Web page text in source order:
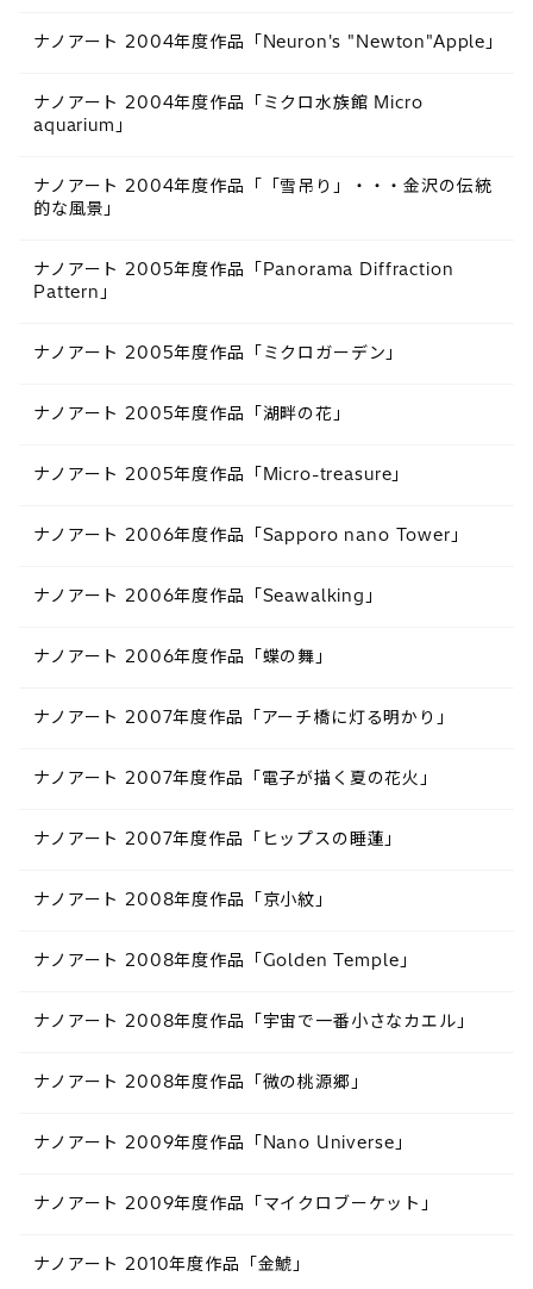
ナノアート 2004年度作品「Neuron's "Newton"Apple」
ナノアート 2004年度作品「ミクロ水族館 Micro
aquarium」
ナノアート 2004年度作品「「雪吊り」・・・金沢の伝統
的な風景」
ナノアート 2005年度作品「Panorama Diffraction
Pattern」
ナノアート 2005年度作品「ミクロガーデン」
ナノアート 2005年度作品「湖畔の花」
ナノアート 2005年度作品「Micro-treasure」
ナノアート 2006年度作品「Sapporo nano Tower」
ナノアート 2006年度作品「Seawalking」
ナノアート 2006年度作品「蝶の舞」
ナノアート 2007年度作品「アーチ橋に灯る明かり」
ナノアート 2007年度作品「電子が描く夏の花火」
ナノアート 2007年度作品「ヒップスの睡蓮」
ナノアート 2008年度作品「京小紋」
ナノアート 2008年度作品「Golden Temple」
ナノアート 2008年度作品「宇宙で一番小さなカエル」
ナノアート 2008年度作品「微の桃源郷」
ナノアート 2009年度作品「Nano Universe」
ナノアート 2009年度作品「マイクロブーケット」
ナノアート 2010年度作品「金鯱」